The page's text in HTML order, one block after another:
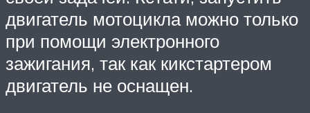
двигатель мотоцикла можно только
при помощи электронного
зажигания, так как кикстартером
двигатель не оснащен.